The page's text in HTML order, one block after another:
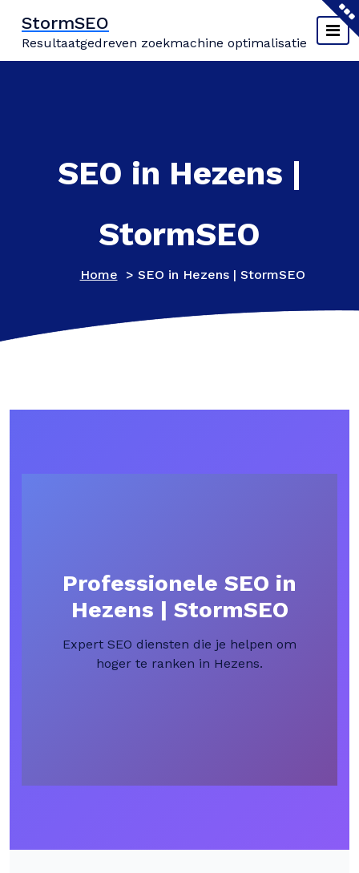
inhoud
springen
StormSEO
Resultaatgedreven zoekmachine optimalisatie
SEO in Hezens |
StormSEO
Home > SEO in Hezens | StormSEO
Professionele SEO in
Hezens | StormSEO
Expert SEO diensten die je helpen om
hoger te ranken in Hezens.